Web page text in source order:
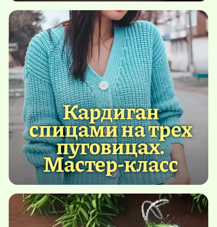
Кардиган
спицами на трех
пуговицах.
Мастер-класс